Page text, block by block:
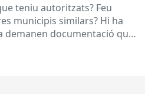
teniu autoritzats? Feu
municipis similars? Hi ha
demanen documentació que